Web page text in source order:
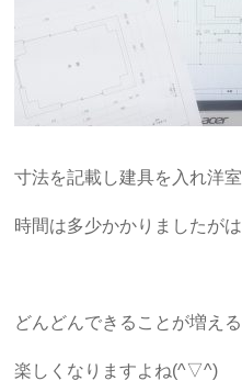
寸法を記載し建具を入れ洋
時間は多少かかりましたが
どんどんできることが増え
楽しくなりますよね(^▽^)